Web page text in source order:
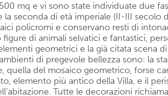
mq e vi sono state individuate due
la seconda di età imperiale (II-III secolo
policromi e conservano resti di
di animali selvatici e fantastici,
geometrici e la già citata scena
di pregevole bellezza sono: la
quella del mosaico geometrico, forse
elemento più antico della Villa, e il
Tutte le decorazioni